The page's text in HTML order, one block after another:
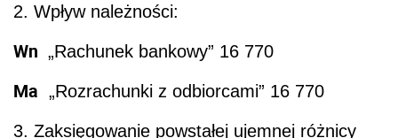
2. Wpływ należności:
Wn „Rachunek bankowy” 16 770
Ma „Rozrachunki z odbiorcami” 16 770
3. Zaksięgowanie powstałej ujemnej różnicy